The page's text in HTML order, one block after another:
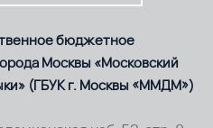
бюджетное
Москвы «Московский
(ГБУК г. Москвы «ММДМ»)